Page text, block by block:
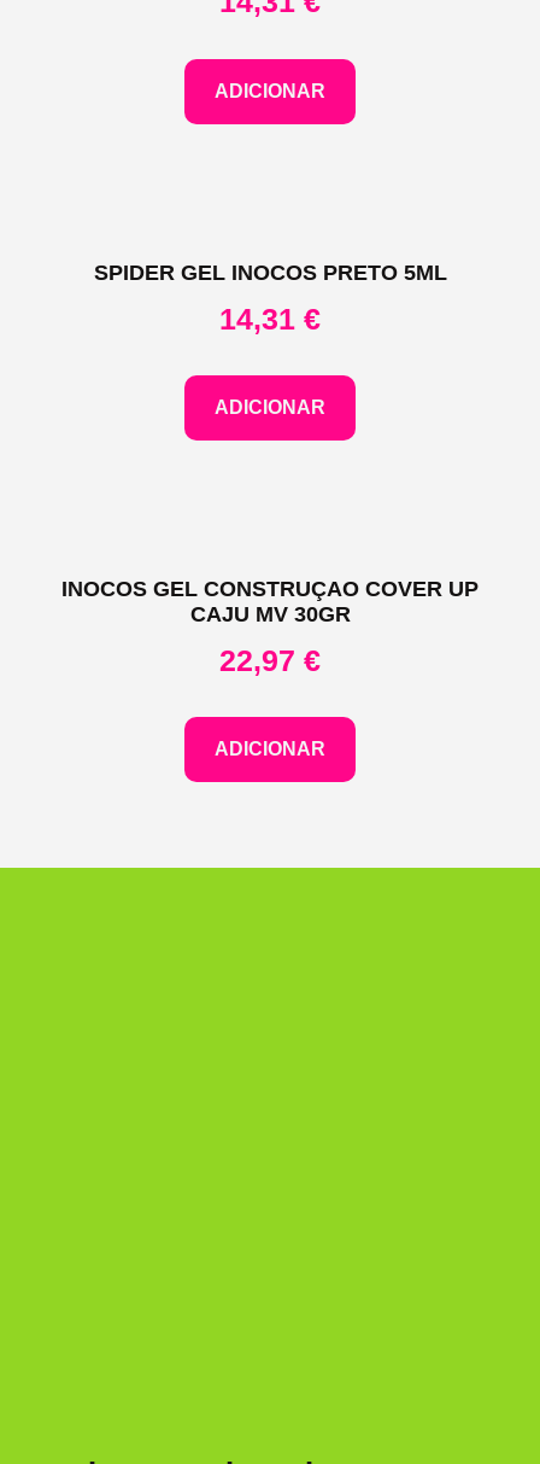
ADICIONAR
SPIDER GEL INOCOS PRETO 5ML
14,31 €
ADICIONAR
INOCOS GEL CONSTRUÇAO COVER UP
CAJU MV 30GR
22,97 €
ADICIONAR